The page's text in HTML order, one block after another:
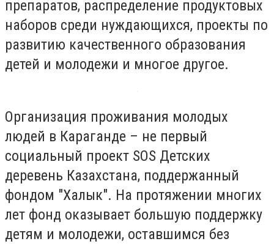
препаратов, распределение продуктовых
наборов среди нуждающихся, проекты по
развитию качественного образования
детей и молодежи и многое другое.
Организация проживания молодых
людей в Караганде – не первый
социальный проект SOS Детских
деревень Казахстана, поддержанный
фондом "Халык". На протяжении многих
лет фонд оказывает большую поддержку
детям и молодежи, оставшимся без